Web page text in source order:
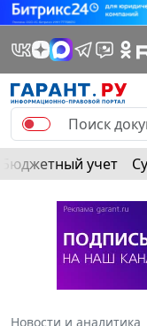
Бюджетный учет
Новости и аналитика